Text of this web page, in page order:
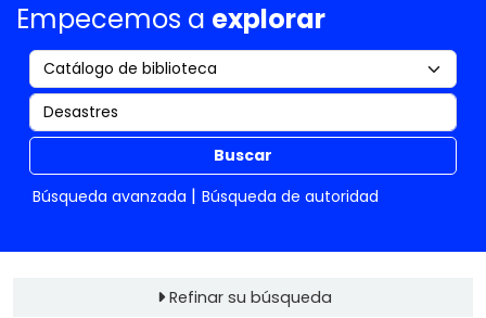
Empecemos a explorar
Buscar
Búsqueda avanzada
Búsqueda de autoridad
Refinar su búsqueda